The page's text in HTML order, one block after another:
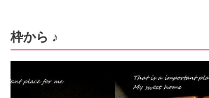
枠から ♪